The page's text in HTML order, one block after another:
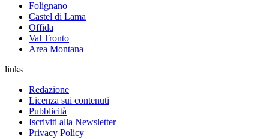
Folignano
Castel di Lama
Offida
Val Tronto
Area Montana
links
Redazione
Licenza sui contenuti
Pubblicità
Iscriviti alla Newsletter
Privacy Policy